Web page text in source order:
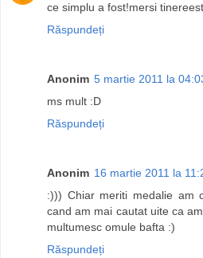
ce simplu a fost!mersi
Răspundeți
Anonim 5 martie 2011 la
ms mult :D
Răspundeți
Anonim 16 martie 2011 la
:))) Chiar meriti medalie am
cand am mai cautat uite ca
multumesc omule bafta :)
Răspundeți